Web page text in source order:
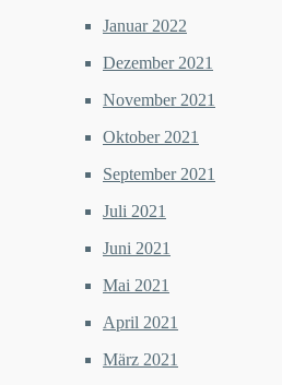
Januar 2022
Dezember 2021
November 2021
Oktober 2021
September 2021
Juli 2021
Juni 2021
Mai 2021
April 2021
März 2021